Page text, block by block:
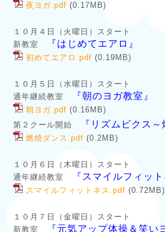
夜ヨガ.pdf (0.17MB)
１０月４日（火曜日）スタート
新教室
『はじめてエアロ』
初めてエアロ.pdf (0.19MB)
１０月５日（水曜日）スタート
通年継続教室
『朝のヨガ教室』
朝ヨガ.pdf (0.16MB)
第２クール開始
『リズムビクス～
燃焼ダンス.pdf (0.2MB)
１０月６日（木曜日）スタート
通年継続教室
『スマイルフィット
スマイルフィットネス.pdf (0.72MB)
１０月７日（金曜日）スタート
新教室
『元気アップ体操＆笑い